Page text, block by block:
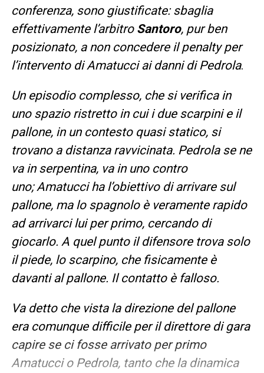
conferenza, sono giustificate: sbaglia
effettivamente l’arbitro Santoro, pur ben
posizionato, a non concedere il penalty per
l’intervento di Amatucci ai danni di Pedrola.
Un episodio complesso, che si verifica in
uno spazio ristretto in cui i due scarpini e il
pallone, in un contesto quasi statico, si
trovano a distanza ravvicinata. Pedrola se ne
va in serpentina, va in uno contro
uno; Amatucci ha l’obiettivo di arrivare sul
pallone, ma lo spagnolo è veramente rapido
ad arrivarci lui per primo, cercando di
giocarlo. A quel punto il difensore trova solo
il piede, lo scarpino, che fisicamente è
davanti al pallone. Il contatto è falloso.
Va detto che vista la direzione del pallone
era comunque difficile per il direttore di gara
capire se ci fosse arrivato per primo
Amatucci o Pedrola, tanto che la dinamica